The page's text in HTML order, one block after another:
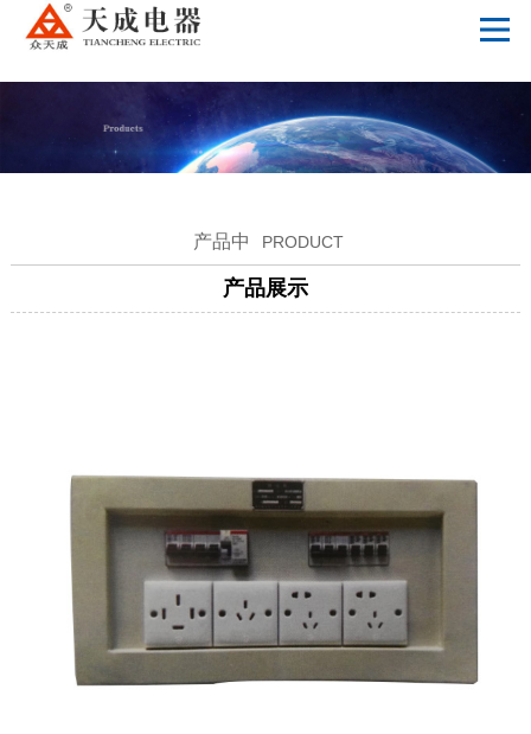
星空体育app网页版入口_星空（中国）
产品中 PRODUCT
产品展示